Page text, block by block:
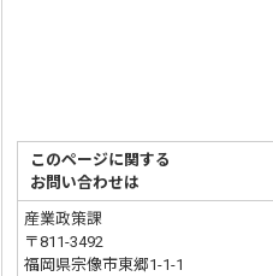
このページに関する
お問い合わせは
産業政策課
〒811-3492
福岡県宗像市東郷1-1-1